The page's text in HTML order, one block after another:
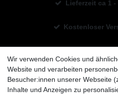
Lieferzeit ca 1 -
Kostenloser
Wir verwenden Cookies und
Website und verarbeiten
Besucher:innen unserer Webseite
Inhalte und Anzeigen zu